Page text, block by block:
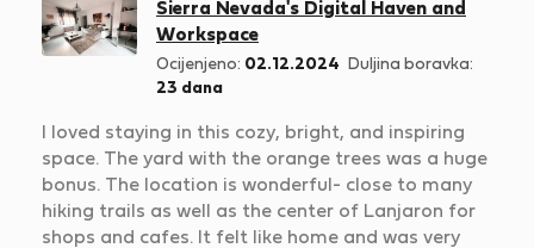
Sierra Nevada's Digital Haven and
Workspace
Ocijenjeno: 02.12.2024
Duljina boravka:
23 dana
I loved staying in this cozy, bright, and inspiring
space. The yard with the orange trees was a huge
bonus. The location is wonderful- close to many
hiking trails as well as the center of Lanjaron for
shops and cafes. It felt like home and was very